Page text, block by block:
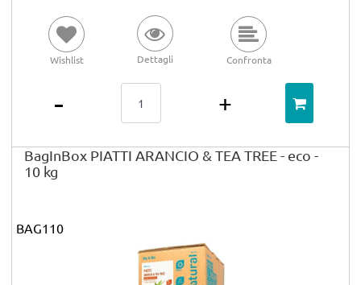
Wishlist Dettagli Confronta
BagInBox PIATTI ARANCIO & TEA TREE - eco -
10 kg
BAG110